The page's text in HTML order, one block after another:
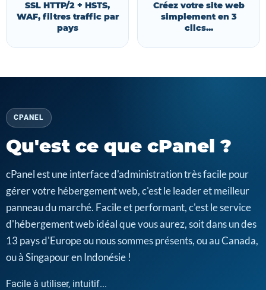
SSL HTTP/2 + HSTS,
WAF, filtres traffic par
pays
Créez votre site web
simplement en 3
clics...
CPANEL
Qu'est ce que cPanel ?
cPanel est une interface d'administration très facile pour
gérer votre hébergement web, c'est le leader et meilleur
panneau du marché. Facile et performant, c'est le service
d'hébergement web idéal que vous aurez, soit dans un des
13 pays d'Europe ou nous sommes présents, ou au Canada,
ou à Singapour en Indonésie !
Facile à utiliser, intuitif...